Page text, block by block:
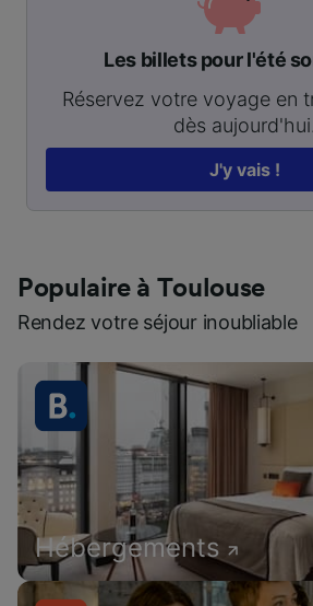
Les billets pour l'été
Réservez votre voyage en
dès aujourd'hui.
J'y vais !
Populaire à Toulouse
Rendez votre séjour inoubliable
Hébergements